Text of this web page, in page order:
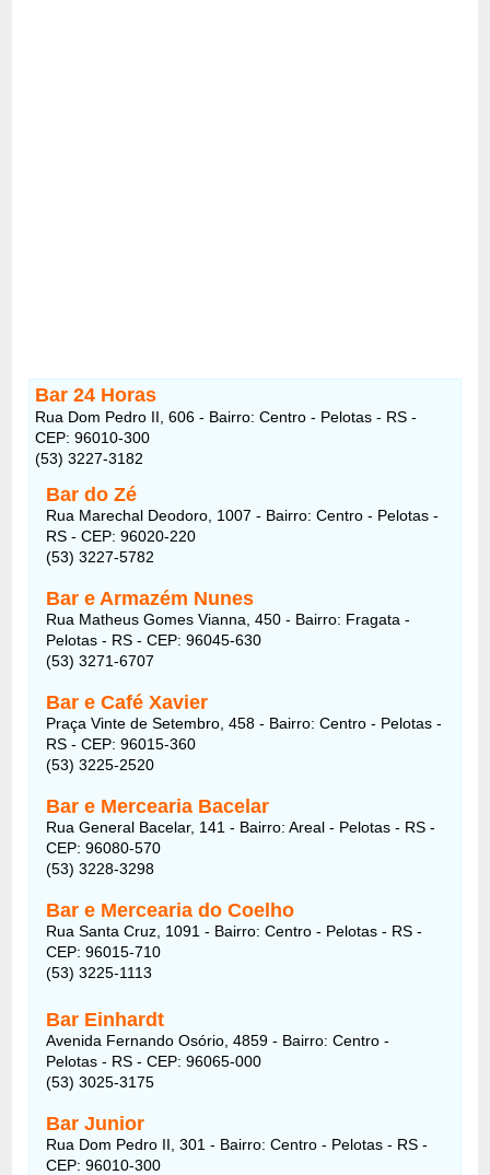
Bar 24 Horas
Rua Dom Pedro II, 606 - Bairro: Centro - Pelotas - RS -
CEP: 96010-300
(53) 3227-3182
Bar do Zé
Rua Marechal Deodoro, 1007 - Bairro: Centro - Pelotas -
RS - CEP: 96020-220
(53) 3227-5782
Bar e Armazém Nunes
Rua Matheus Gomes Vianna, 450 - Bairro: Fragata -
Pelotas - RS - CEP: 96045-630
(53) 3271-6707
Bar e Café Xavier
Praça Vinte de Setembro, 458 - Bairro: Centro - Pelotas -
RS - CEP: 96015-360
(53) 3225-2520
Bar e Mercearia Bacelar
Rua General Bacelar, 141 - Bairro: Areal - Pelotas - RS -
CEP: 96080-570
(53) 3228-3298
Bar e Mercearia do Coelho
Rua Santa Cruz, 1091 - Bairro: Centro - Pelotas - RS -
CEP: 96015-710
(53) 3225-1113
Bar Einhardt
Avenida Fernando Osório, 4859 - Bairro: Centro -
Pelotas - RS - CEP: 96065-000
(53) 3025-3175
Bar Junior
Rua Dom Pedro II, 301 - Bairro: Centro - Pelotas - RS -
CEP: 96010-300